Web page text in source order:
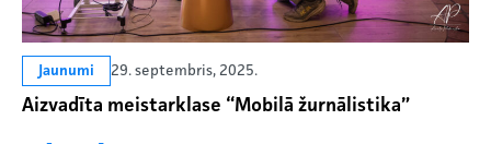
Jaunumi 29. septembris, 2025.
Aizvadīta meistarklase “Mobilā žurnālistika”